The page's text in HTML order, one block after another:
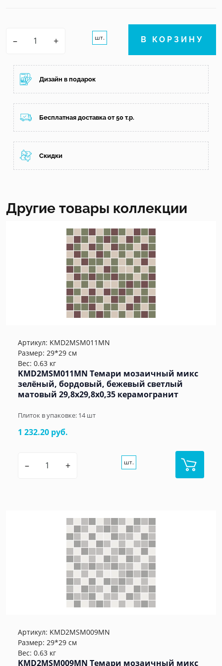
– + шт. В КОРЗИНУ
Дизайн в подарок
Бесплатная доставка от 50 т.р.
Скидки
Другие товары коллекции
Артикул: KMD2MSM011MN
Размер: 29*29 см
Вес: 0.63 кг
KMD2MSM011MN Темари мозаичный микс
зелёный, бордовый, бежевый светлый
матовый 29,8x29,8x0,35 керамогранит
Плиток в упаковке: 14шт
1 232.20 руб.
– + шт.
Артикул: KMD2MSM009MN
Размер: 29*29 см
Вес: 0.63 кг
KMD2MSM009MN Темари мозаичный микс